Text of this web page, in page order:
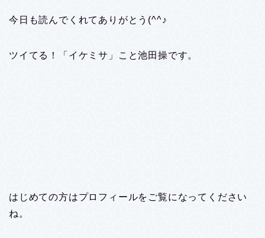
今日も読んでくれてありがとう(^^♪
ツイてる！「イケミサ」こと池田操です。
はじめての方はプロフィールをご覧になってください
ね。